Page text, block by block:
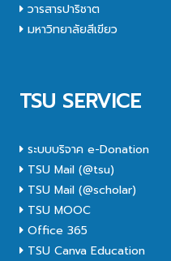
วารสารปาริชาต
มหาวิทยาลัยสีเขียว
TSU SERVICE
ระบบบริจาค e-Donation
TSU Mail (@tsu)
TSU Mail (@scholar)
TSU MOOC
Office 365
TSU Canva Education